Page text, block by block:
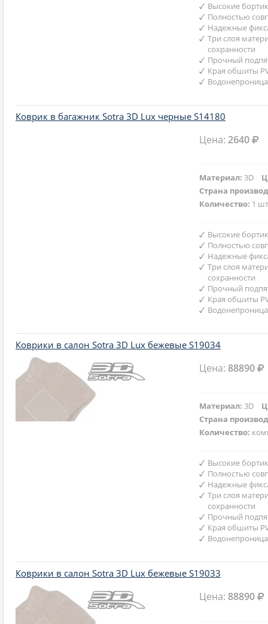
Высокие
Полностью
Надежные
Три слоя
сохранности
Прочный
Края обшиты
Коврик в багажник Sotra 3D Lux черные S14180
Цена:2640
Материал:3D
Страна
Количество: 1
Высокие
Полностью
Надежные
Три слоя
сохранности
Прочный
Края обшиты
Коврики в салон Sotra 3D Lux бежевые S19034
Цена:88890
Материал:3D
Страна
Количество:
Высокие
Полностью
Надежные
Три слоя
сохранности
Прочный
Края обшиты
Коврики в салон Sotra 3D Lux бежевые S19033
Цена:88890